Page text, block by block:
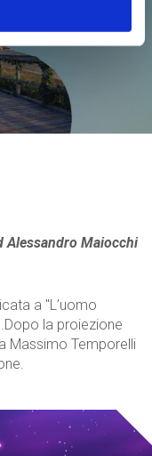
Alessandro Maiocchi
a "L’uomo
la proiezione
Massimo Temporelli